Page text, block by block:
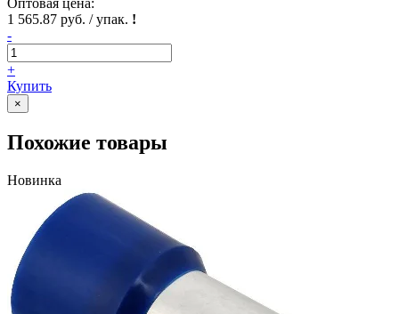
1 565.87 руб. / упак. !
-
+
Купить
×
Похожие товары
Новинка